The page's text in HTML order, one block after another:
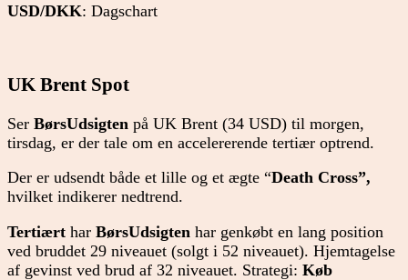
USD/DKK: Dagschart
UK Brent Spot
Ser BørsUdsigten på UK Brent (34 USD) til morgen,
tirsdag, er der tale om en accelererende tertiær optrend.
Der er udsendt både et lille og et ægte “Death Cross”,
hvilket indikerer nedtrend.
Tertiært har BørsUdsigten har genkøbt en lang position
ved bruddet 29 niveauet (solgt i 52 niveauet). Hjemtagelse
af gevinst ved brud af 32 niveauet. Strategi: Køb